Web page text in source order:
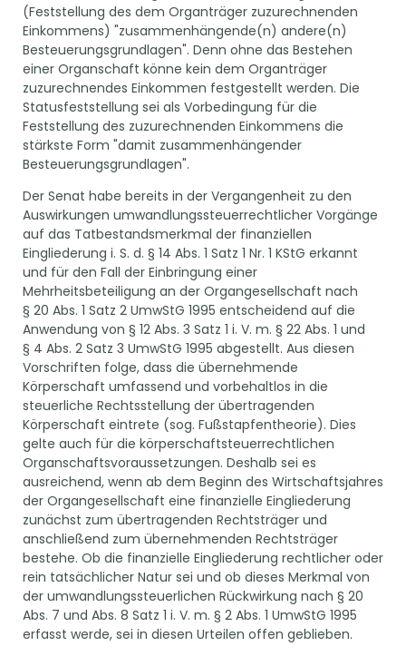
(Feststellung des dem Organträger zuzurechnenden
Einkommens) "zusammenhängende(n) andere(n)
Besteuerungsgrundlagen". Denn ohne das Bestehen
einer Organschaft könne kein dem Organträger
zuzurechnendes Einkommen festgestellt werden. Die
Statusfeststellung sei als Vorbedingung für die
Feststellung des zuzurechnenden Einkommens die
stärkste Form "damit zusammenhängender
Besteuerungsgrundlagen".
Der Senat habe bereits in der Vergangenheit zu den
Auswirkungen umwandlungssteuerrechtlicher Vorgänge
auf das Tatbestandsmerkmal der finanziellen
Eingliederung i. S. d. § 14 Abs. 1 Satz 1 Nr. 1 KStG erkannt
und für den Fall der Einbringung einer
Mehrheitsbeteiligung an der Organgesellschaft nach
§ 20 Abs. 1 Satz 2 UmwStG 1995 entscheidend auf die
Anwendung von § 12 Abs. 3 Satz 1 i. V. m. § 22 Abs. 1 und
§ 4 Abs. 2 Satz 3 UmwStG 1995 abgestellt. Aus diesen
Vorschriften folge, dass die übernehmende
Körperschaft umfassend und vorbehaltlos in die
steuerliche Rechtsstellung der übertragenden
Körperschaft eintrete (sog. Fußstapfentheorie). Dies
gelte auch für die körperschaftsteuerrechtlichen
Organschaftsvoraussetzungen. Deshalb sei es
ausreichend, wenn ab dem Beginn des Wirtschaftsjahres
der Organgesellschaft eine finanzielle Eingliederung
zunächst zum übertragenden Rechtsträger und
anschließend zum übernehmenden Rechtsträger
bestehe. Ob die finanzielle Eingliederung rechtlicher oder
rein tatsächlicher Natur sei und ob dieses Merkmal von
der umwandlungssteuerlichen Rückwirkung nach § 20
Abs. 7 und Abs. 8 Satz 1 i. V. m. § 2 Abs. 1 UmwStG 1995
erfasst werde, sei in diesen Urteilen offen geblieben.